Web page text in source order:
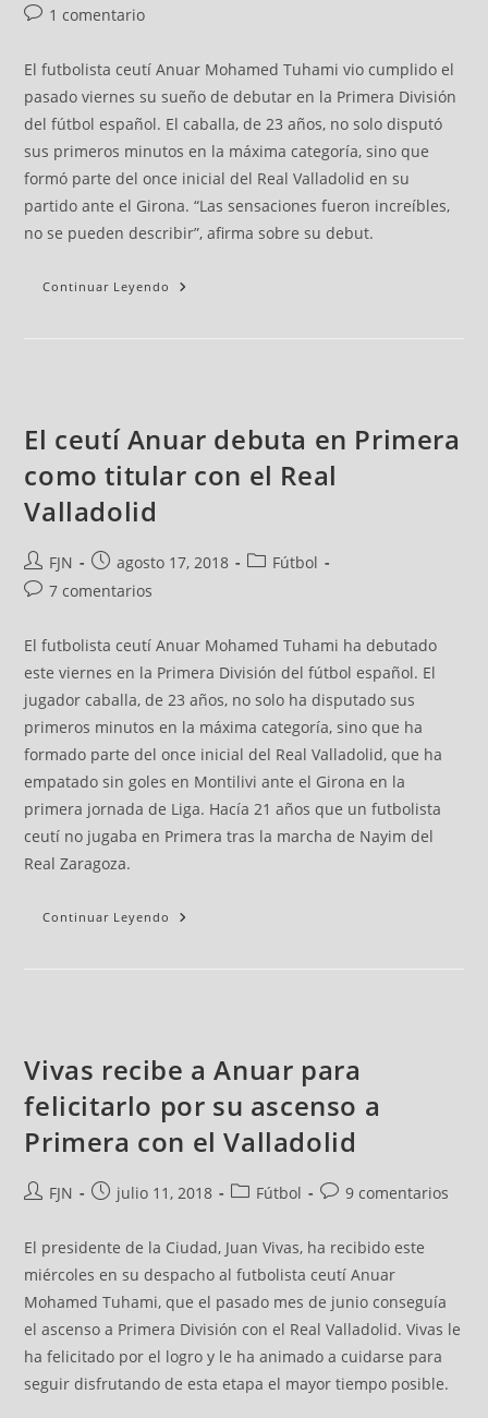
1 comentario
El futbolista ceutí Anuar Mohamed Tuhami vio cumplido el
pasado viernes su sueño de debutar en la Primera División
del fútbol español. El caballa, de 23 años, no solo disputó
sus primeros minutos en la máxima categoría, sino que
formó parte del once inicial del Real Valladolid en su
partido ante el Girona. “Las sensaciones fueron increíbles,
no se pueden describir”, afirma sobre su debut.
Continuar Leyendo
El ceutí Anuar debuta en Primera
como titular con el Real
Valladolid
FJN agosto 17, 2018
Fútbol
7 comentarios
El futbolista ceutí Anuar Mohamed Tuhami ha debutado
este viernes en la Primera División del fútbol español. El
jugador caballa, de 23 años, no solo ha disputado sus
primeros minutos en la máxima categoría, sino que ha
formado parte del once inicial del Real Valladolid, que ha
empatado sin goles en Montilivi ante el Girona en la
primera jornada de Liga. Hacía 21 años que un futbolista
ceutí no jugaba en Primera tras la marcha de Nayim del
Real Zaragoza.
Continuar Leyendo
Vivas recibe a Anuar para
felicitarlo por su ascenso a
Primera con el Valladolid
FJN julio 11, 2018 Fútbol 9 comentarios
El presidente de la Ciudad, Juan Vivas, ha recibido este
miércoles en su despacho al futbolista ceutí Anuar
Mohamed Tuhami, que el pasado mes de junio conseguía
el ascenso a Primera División con el Real Valladolid. Vivas le
ha felicitado por el logro y le ha animado a cuidarse para
seguir disfrutando de esta etapa el mayor tiempo posible.